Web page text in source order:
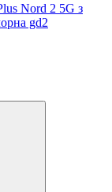
Nord 2 5G з
gd2